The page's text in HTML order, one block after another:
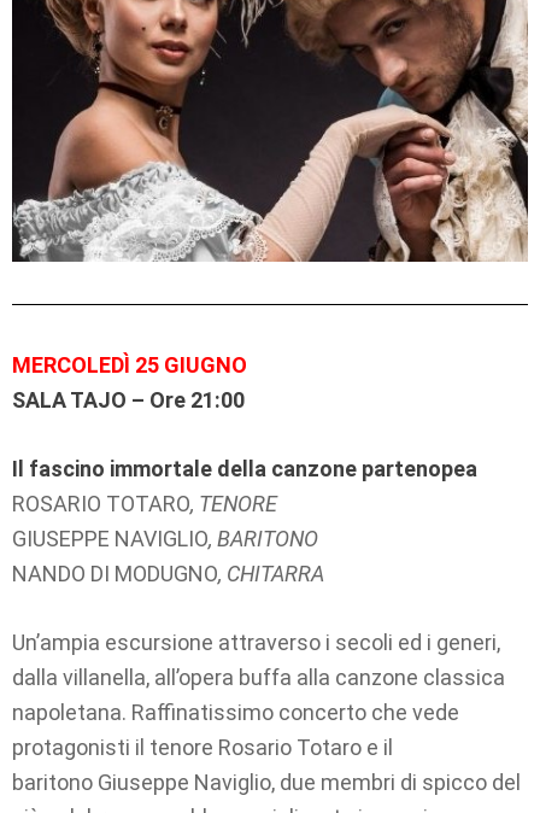
MERCOLEDÌ 25 GIUGNO
SALA TAJO – Ore 21:00
Il fascino immortale della canzone partenopea
ROSARIO TOTARO, TENORE
GIUSEPPE NAVIGLIO, BARITONO
NANDO DI MODUGNO, CHITARRA
Un’ampia escursione attraverso i secoli ed i generi,
dalla villanella, all’opera buffa alla canzone classica
napoletana. Raffinatissimo concerto che vede
protagonisti il tenore Rosario Totaro e il
baritono Giuseppe Naviglio, due membri di spicco del